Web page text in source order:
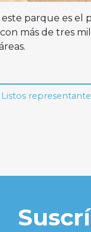
parque es el
más de tres
Listos